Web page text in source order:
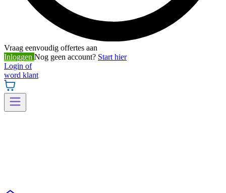
Vraag eenvoudig offertes aan
Inloggen Nog geen account? Start hier
Login of
word klant